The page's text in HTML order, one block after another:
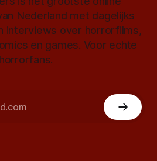
Nederland met dagelijks
interviews over horrorfilms,
en games. Voor echte
horrorfans.